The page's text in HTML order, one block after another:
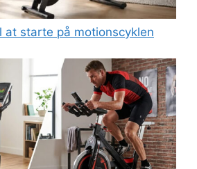
at starte på motionscyklen